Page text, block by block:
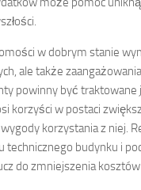
w dobrym stanie
ale także
powinny być traktowane
korzyści w postaci
korzystania z niej.
technicznego budynku i
do zmniejszenia